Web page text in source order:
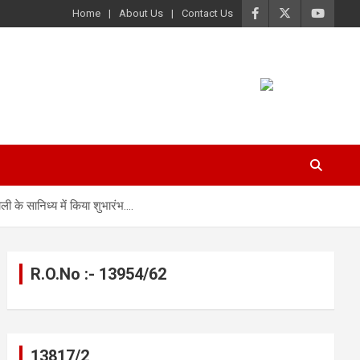
Home About Us Contact Us
के सानिध्य में किया शुभारंभ….
R.O.No :- 13954/62
13817/2